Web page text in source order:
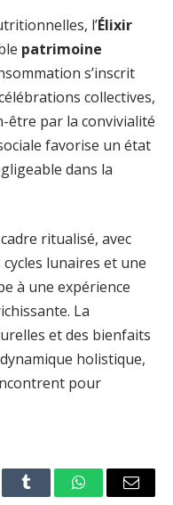
l’Élixir
patrimoine
s’inscrit
collectives,
être par la convivialité
favorise un état
dans la
ritualisé, avec
lunaires et une
à une expérience
La
et des bienfaits
holistique,
pour
Tumblr WhatsAppEmail